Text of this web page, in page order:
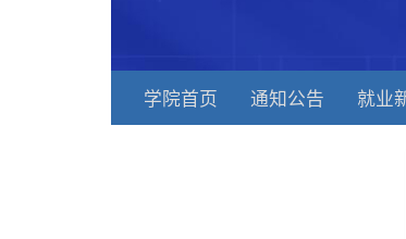
学院首页 通知公告 就业